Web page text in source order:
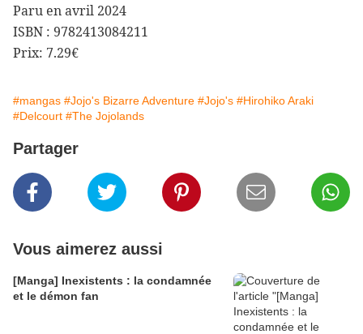
Paru en avril 2024
ISBN : 9782413084211
Prix: 7.29€
#mangas #Jojo's Bizarre Adventure #Jojo's #Hirohiko Araki
#Delcourt #The Jojolands
Partager
Vous aimerez aussi
[Manga] Inexistents : la condamnée
et le démon fan